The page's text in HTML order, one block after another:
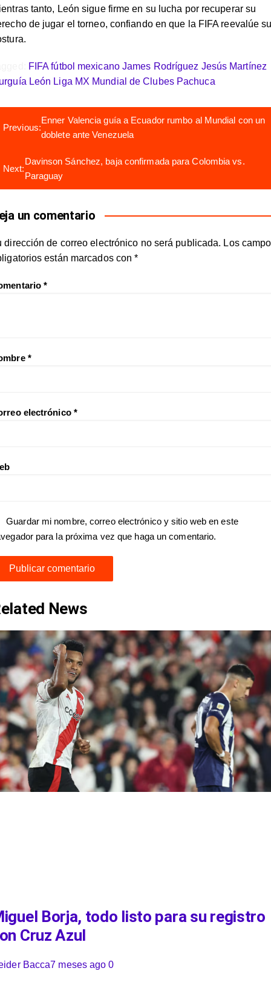
tanto, León sigue firme en su lucha por recuperar su
de jugar el torneo, confiando en que la FIFA reevalúe
FIFA fútbol mexicano James Rodríguez Jesús Martínez
León Liga MX Mundial de Clubes Pachuca
Previous:
Enner Valencia guía a Ecuador rumbo al Mundial con un
doblete ante Venezuela
Next:
Davinson Sánchez, baja confirmada para Colombia vs.
Paraguay
un comentario
dirección de correo electrónico no será publicada. Los
están marcados con*
*
*
electrónico *
Guardar mi nombre, correo electrónico y sitio web en este
para la próxima vez que haga un comentario.
News
Borja, todo listo para su registro
Cruz Azul
Bacca7 meses ago 0